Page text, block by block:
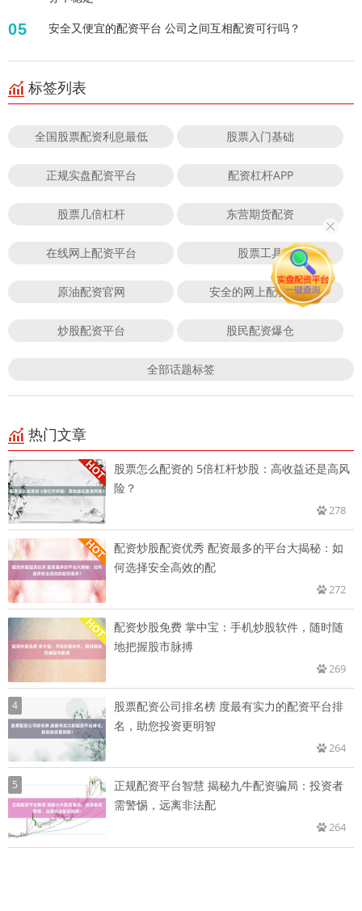
05 安全又便宜的配资平台 公司之间互相配资可行吗？
标签列表
全国股票配资利息最低 股票入门基础
正规实盘配资平台 配资杠杆APP
股票几倍杠杆 东营期货配资
在线网上配资平台 股票工具
原油配资官网 安全的网上配资平台
炒股配资平台 股民配资爆仓
全部话题标签
热门文章
股票怎么配资的 5倍杠杆炒股：高收益还是高风
险？
278
配资炒股配资优秀 配资最多的平台大揭秘：如
何选择安全高效的配
272
配资炒股免费 掌中宝：手机炒股软件，随时随
地把握股市脉搏
269
4
股票配资公司排名榜 度最有实力的配资平台排
名，助您投资更明智
264
5
正规配资平台智慧 揭秘九牛配资骗局：投资者
需警惕，远离非法配
264